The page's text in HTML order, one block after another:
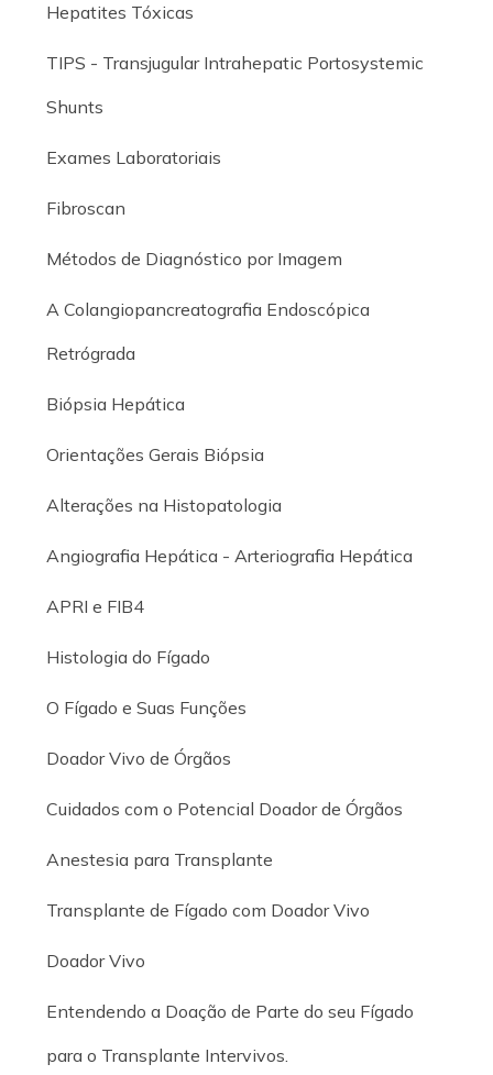
Hepatites Tóxicas
TIPS - Transjugular Intrahepatic Portosystemic
Shunts
Exames Laboratoriais
Fibroscan
Métodos de Diagnóstico por Imagem
A Colangiopancreatografia Endoscópica
Retrógrada
Biópsia Hepática
Orientações Gerais Biópsia
Alterações na Histopatologia
Angiografia Hepática - Arteriografia Hepática
APRI e FIB4
Histologia do Fígado
O Fígado e Suas Funções
Doador Vivo de Órgãos
Cuidados com o Potencial Doador de Órgãos
Anestesia para Transplante
Transplante de Fígado com Doador Vivo
Doador Vivo
Entendendo a Doação de Parte do seu Fígado
para o Transplante Intervivos.